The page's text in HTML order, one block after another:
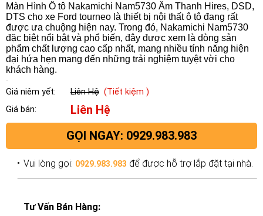
Màn Hình Ô tô Nakamichi Nam5730 Âm Thanh Hires, DSD,
DTS cho xe Ford tourneo là thiết bị nội thất ô tô đang rất
được ưa chuộng hiện nay. Trong đó, Nakamichi Nam5730
đặc biệt nổi bật và phổ biến, đây được xem là dòng sản
phẩm chất lượng cao cấp nhất, mang nhiều tính năng hiện
đại hứa hẹn mang đến những trải nghiệm tuyệt vời cho
khách hàng.
Giá niêm yết: Liên Hệ (Tiết kiệm )
Giá bán:
Liên Hệ
GỌI NGAY: 0929.983.983
Vui lòng gọi: 0929.983.983 để được hỗ trợ lắp đặt tại nhà.
Tư Vấn Bán Hàng: